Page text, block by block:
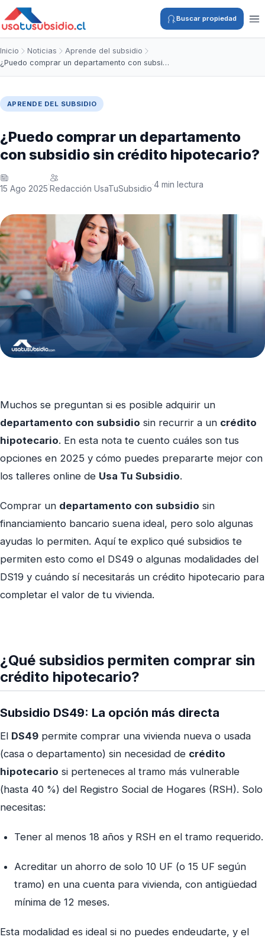
Buscar propiedad
Inicio Noticias
Aprende del subsidio
¿Puedo comprar un departamento con subsi…
APRENDE DEL SUBSIDIO
¿Puedo comprar un departamento
con subsidio sin crédito hipotecario?
15 Ago 2025·Redacción UsaTuSubsidio·4 min lectura
Muchos se preguntan si es posible adquirir un
departamento con subsidio sin recurrir a un crédito
hipotecario. En esta nota te cuento cuáles son tus
opciones en 2025 y cómo puedes prepararte mejor con
los talleres online de Usa Tu Subsidio.
Comprar un departamento con subsidio sin
financiamiento bancario suena ideal, pero solo algunas
ayudas lo permiten. Aquí te explico qué subsidios te
permiten esto como el DS49 o algunas modalidades del
DS19 y cuándo sí necesitarás un crédito hipotecario para
completar el valor de tu vivienda.
¿Qué subsidios permiten comprar sin
crédito hipotecario?
Subsidio DS49: La opción más directa
El DS49 permite comprar una vivienda nueva o usada
(casa o departamento) sin necesidad de crédito
hipotecario si perteneces al tramo más vulnerable
(hasta 40 %) del Registro Social de Hogares (RSH). Solo
necesitas:
Tener al menos 18 años y RSH en el tramo requerido.
Acreditar un ahorro de solo 10 UF (o 15 UF según
tramo) en una cuenta para vivienda, con antigüedad
mínima de 12 meses.
Esta modalidad es ideal si no puedes endeudarte, y el